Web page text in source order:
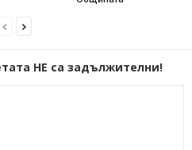
НЕ са задължителни!